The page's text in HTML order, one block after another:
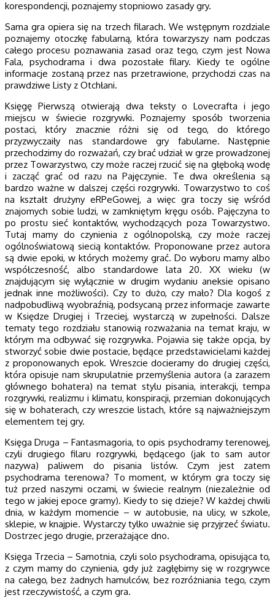
korespondencji, poznajemy stopniowo zasady gry.
Sama gra opiera się na trzech filarach. We wstępnym rozdziale
poznajemy otoczkę fabularną, która towarzyszy nam podczas
całego procesu poznawania zasad oraz tego, czym jest Nowa
Fala, psychodrama i dwa pozostałe filary. Kiedy te ogólne
informacje zostaną przez nas przetrawione, przychodzi czas na
prawdziwe Listy z Otchłani.
Księgę Pierwszą otwierają dwa teksty o Lovecrafta i jego
miejscu w świecie rozgrywki. Poznajemy sposób tworzenia
postaci, który znacznie różni się od tego, do którego
przyzwyczaiły nas standardowe gry fabularne. Następnie
przechodzimy do rozważań, czy brać udział w grze prowadzonej
przez Towarzystwo, czy może raczej rzucić się na głęboką wodę
i zacząć grać od razu na Pajęczynie. Te dwa określenia są
bardzo ważne w dalszej części rozgrywki. Towarzystwo to coś
na kształt drużyny eRPeGowej, a więc gra toczy się wśród
znajomych sobie ludzi, w zamkniętym kręgu osób. Pajęczyna to
po prostu sieć kontaktów, wychodzących poza Towarzystwo.
Tutaj mamy do czynienia z ogólnopolską, czy może raczej
ogólnoświatową siecią kontaktów. Proponowane przez autora
są dwie epoki, w których możemy grać. Do wyboru mamy albo
współczesność, albo standardowe lata 20. XX wieku (w
znajdującym się wyłącznie w drugim wydaniu aneksie opisano
jednak inne możliwości). Czy to dużo, czy mało? Dla kogoś z
nadpobudliwą wyobraźnią, podsycaną przez informacje zawarte
w Księdze Drugiej i Trzeciej, wystarczą w zupełności. Dalsze
tematy tego rozdziału stanowią rozważania na temat kraju, w
którym ma odbywać się rozgrywka. Pojawia się także opcja, by
stworzyć sobie dwie postacie, będące przedstawicielami każdej
z proponowanych epok. Wreszcie docieramy do drugiej części,
która opisuje nam skrupulatnie przemyślenia autora (a zarazem
głównego bohatera) na temat stylu pisania, interakcji, tempa
rozgrywki, realizmu i klimatu, konspiracji, przemian dokonujących
się w bohaterach, czy wreszcie listach, które są najważniejszym
elementem tej gry.
Księga Druga – Fantasmagoria, to opis psychodramy terenowej,
czyli drugiego filaru rozgrywki, będącego (jak to sam autor
nazywa) paliwem do pisania listów. Czym jest zatem
psychodrama terenowa? To moment, w którym gra toczy się
tuż przed naszymi oczami, w świecie realnym (niezależnie od
tego w jakiej epoce gramy). Kiedy to się dzieje? W każdej chwili
dnia, w każdym momencie – w autobusie, na ulicy, w szkole,
sklepie, w knajpie. Wystarczy tylko uważnie się przyjrzeć światu.
Dostrzec jego drugie, przerażające dno.
Księga Trzecia – Samotnia, czyli solo psychodrama, opisująca to,
z czym mamy do czynienia, gdy już zagłębimy się w rozgrywce
na całego, bez żadnych hamulców, bez rozróżniania tego, czym
jest rzeczywistość, a czym gra.